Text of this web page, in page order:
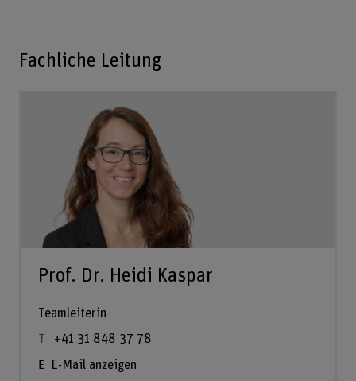
Fachliche Leitung
Prof. Dr. Heidi Kaspar
Teamleiterin
+41 31 848 37 78
E-Mail anzeigen